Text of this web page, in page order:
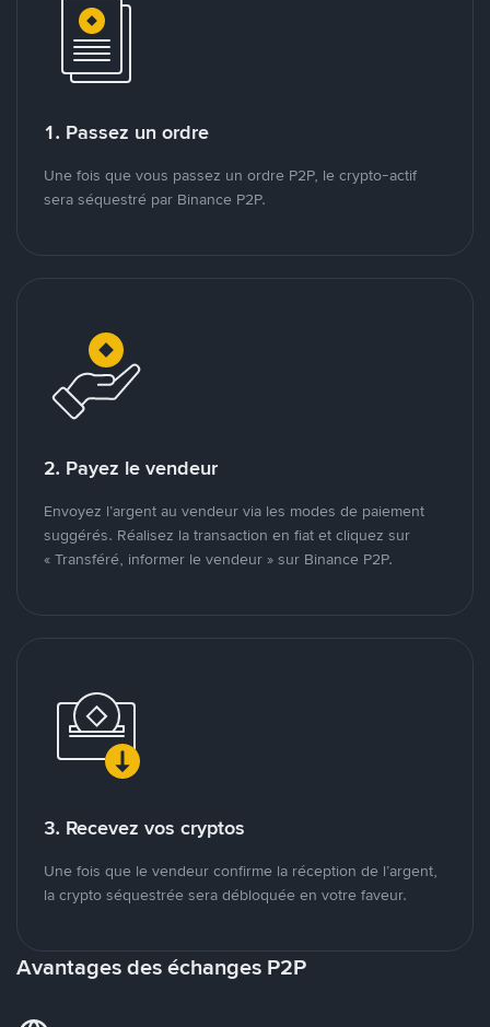
1. Passez un ordre
Une fois que vous passez un ordre P2P, le crypto-actif
sera séquestré par Binance P2P.
2. Payez le vendeur
Envoyez l’argent au vendeur via les modes de paiement
suggérés. Réalisez la transaction en fiat et cliquez sur
« Transféré, informer le vendeur » sur Binance P2P.
3. Recevez vos cryptos
Une fois que le vendeur confirme la réception de l’argent,
la crypto séquestrée sera débloquée en votre faveur.
Avantages des échanges P2P